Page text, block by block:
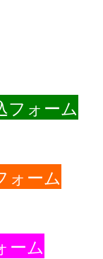
フォーム
ォーム
ーム